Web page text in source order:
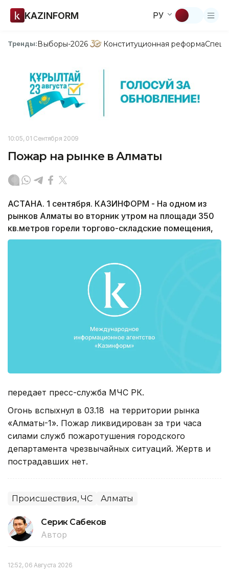
KAZINFORM РУ
Тренды:Выборы-2026 Конституционная реформа
10:05, 01 Сентября 2009
Пожар на рынке в Алматы
АСТАНА. 1 сентября. КАЗИНФОРМ - На одном из
рынков Алматы во вторник утром на площади 350
кв.метров горели торгово-складские помещения,
передает пресс-служба МЧС РК.
Огонь вспыхнул в 03.18 на территории рынка
«Алматы-1». Пожар ликвидирован за три часа
силами служб пожаротушения городского
департамента чрезвычайных ситуаций. Жертв и
пострадавших нет.
Происшествия, ЧС Алматы
Серик Сабеков
Автор
12:52, 06 Августа 2026